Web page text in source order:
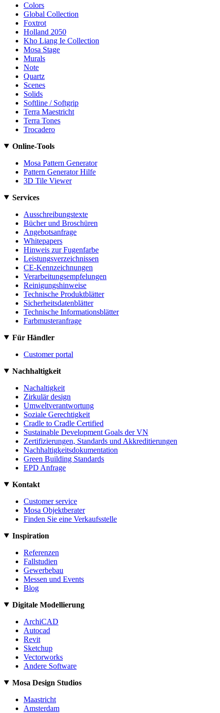
Colors
Global Collection
Foxtrot
Holland 2050
Kho Liang Ie Collection
Mosa Stage
Murals
Note
Quartz
Scenes
Solids
Softline / Softgrip
Terra Maestricht
Terra Tones
Trocadero
Online-Tools
Mosa Pattern Generator
Pattern Generator Hilfe
3D Tile Viewer
Services
Ausschreibungstexte
Bücher und Broschüren
Angebotsanfrage
Whitepapers
Hinweis zur Fugenfarbe
Leistungsverzeichnissen
CE-Kennzeichnungen
Verarbeitungsempfelungen
Reinigungshinweise
Technische Produktblätter
Sicherheitsdatenblätter
Technische Informationsblätter
Farbmusteranfrage
Für Händler
Customer portal
Nachhaltigkeit
Nachaltigkeit
Zirkulär design
Umweltverantwortung
Soziale Gerechtigkeit
Cradle to Cradle Certified
Sustainable Development Goals der VN
Zertifizierungen, Standards und Akkreditierungen
Nachhaltigkeitsdokumentation
Green Building Standards
EPD Anfrage
Kontakt
Customer service
Mosa Objektberater
Finden Sie eine Verkaufsstelle
Inspiration
Referenzen
Fallstudien
Gewerbebau
Messen und Events
Blog
Digitale Modellierung
ArchiCAD
Autocad
Revit
Sketchup
Vectorworks
Andere Software
Mosa Design Studios
Maastricht
Amsterdam